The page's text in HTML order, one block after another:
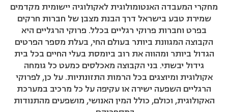
מחקרי המעבדה האנטומולוגית לאקולוגיה יישומית מקדמים
שמירת טבע בישראל דרך הבנת מצבן של חברות חרקים
בפרט וחברות פרוקי רגליים בכלל. פרוקי הרגליים היא
הקבוצה המגוונת ביותר בעולם החי, בעלת מספר הפרטים
הגדול ביותר ומהווה את רוב ביומסת בעלי החיים בכל בית
גידול יבשתי. בני הקבוצה מאכלסים כמעט כל גומחה
אקולוגית ומיוצגים בכל הרמות התזונתיות. על כן, לפרוקי
הרגליים השפעה ישירה או עקיפה על כל מרכיב במערכת
האקולוגית, וכולם, כולל המין האנושי, מושפעים מהתנודות